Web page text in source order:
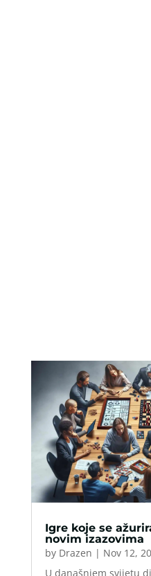
Igre koje se
novim izazovima
by Drazen | Nov 12,
U današnjem svijetu